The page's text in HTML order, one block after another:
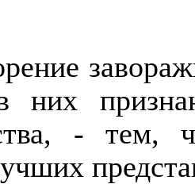
них
- тем,